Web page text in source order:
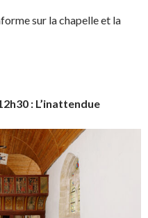
sur la chapelle et la
: L’inattendue